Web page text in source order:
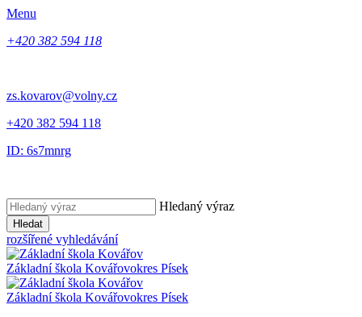
Menu
+420 382 594 118
zs.kovarov@volny.cz
+420 382 594 118
ID: 6s7mnrg
Hledaný výraz
Hledat
rozšířené vyhledávání
Základní škola Kovářovokres Písek
Základní škola Kovářovokres Písek